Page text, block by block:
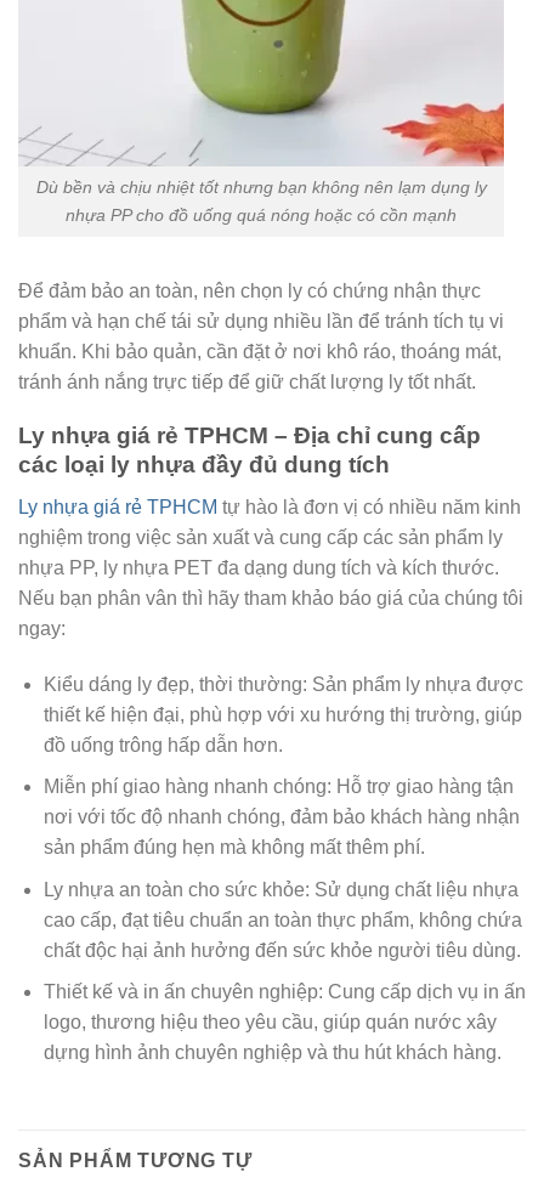
Dù bền và chịu nhiệt tốt nhưng bạn không nên lạm dụng ly
nhựa PP cho đồ uống quá nóng hoặc có cồn mạnh
Để đảm bảo an toàn, nên chọn ly có chứng nhận thực
phẩm và hạn chế tái sử dụng nhiều lần để tránh tích tụ vi
khuẩn. Khi bảo quản, cần đặt ở nơi khô ráo, thoáng mát,
tránh ánh nắng trực tiếp để giữ chất lượng ly tốt nhất.
Ly nhựa giá rẻ TPHCM – Địa chỉ cung cấp
các loại ly nhựa đầy đủ dung tích
Ly nhựa giá rẻ TPHCM tự hào là đơn vị có nhiều năm kinh
nghiệm trong việc sản xuất và cung cấp các sản phẩm ly
nhựa PP, ly nhựa PET đa dạng dung tích và kích thước.
Nếu bạn phân vân thì hãy tham khảo báo giá của chúng tôi
ngay:
Kiểu dáng ly đẹp, thời thường: Sản phẩm ly nhựa được
thiết kế hiện đại, phù hợp với xu hướng thị trường, giúp
đồ uống trông hấp dẫn hơn.
Miễn phí giao hàng nhanh chóng: Hỗ trợ giao hàng tận
nơi với tốc độ nhanh chóng, đảm bảo khách hàng nhận
sản phẩm đúng hẹn mà không mất thêm phí.
Ly nhựa an toàn cho sức khỏe: Sử dụng chất liệu nhựa
cao cấp, đạt tiêu chuẩn an toàn thực phẩm, không chứa
chất độc hại ảnh hưởng đến sức khỏe người tiêu dùng.
Thiết kế và in ấn chuyên nghiệp: Cung cấp dịch vụ in ấn
logo, thương hiệu theo yêu cầu, giúp quán nước xây
dựng hình ảnh chuyên nghiệp và thu hút khách hàng.
SẢN PHẨM TƯƠNG TỰ